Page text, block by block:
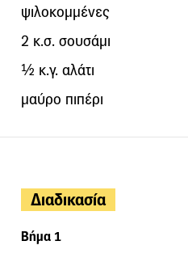
ψιλοκομμένες
2 κ.σ. σουσάμι
½ κ.γ. αλάτι
μαύρο πιπέρι
Διαδικασία
Βήμα 1